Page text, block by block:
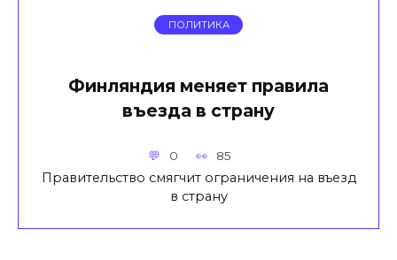
ПОЛИТИКА
Финляндия меняет правила
въезда в страну
0 85
Правительство смягчит ограничения на въезд
в страну